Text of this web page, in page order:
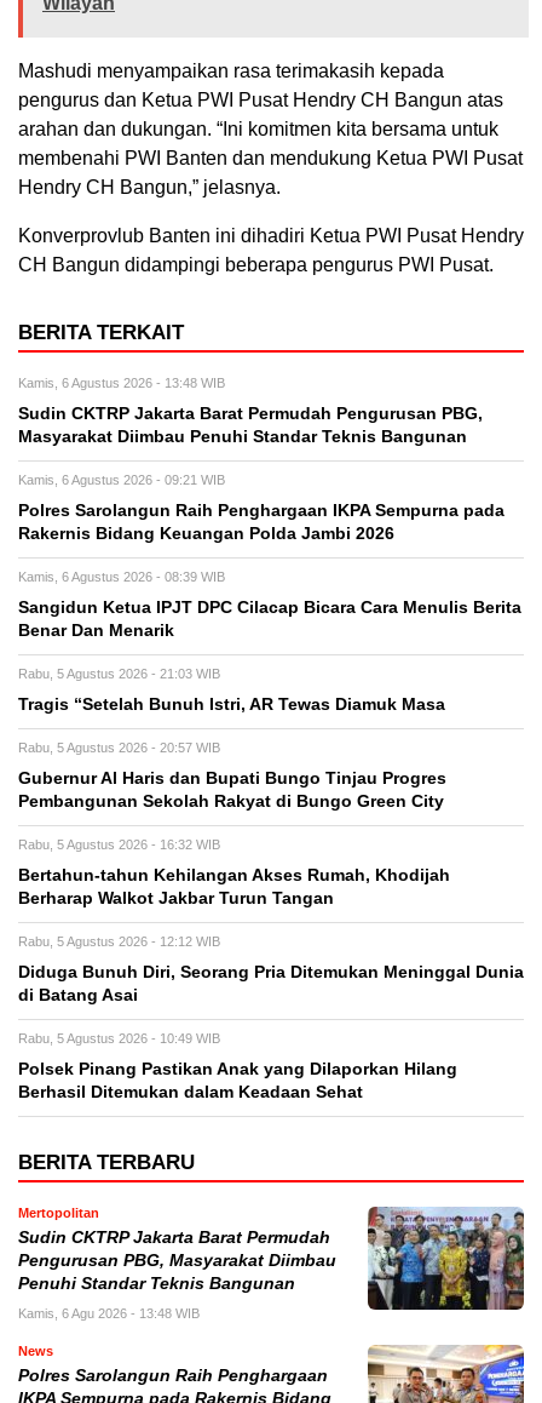
Mashudi menyampaikan rasa terimakasih kepada
pengurus dan Ketua PWI Pusat Hendry CH Bangun atas
arahan dan dukungan. “Ini komitmen kita bersama untuk
membenahi PWI Banten dan mendukung Ketua PWI Pusat
Hendry CH Bangun,” jelasnya.
Konverprovlub Banten ini dihadiri Ketua PWI Pusat Hendry
CH Bangun didampingi beberapa pengurus PWI Pusat.
BERITA TERKAIT
Kamis, 6 Agustus 2026 - 13:48 WIB
Sudin CKTRP Jakarta Barat Permudah Pengurusan PBG,
Masyarakat Diimbau Penuhi Standar Teknis Bangunan
Kamis, 6 Agustus 2026 - 09:21 WIB
Polres Sarolangun Raih Penghargaan IKPA Sempurna pada
Rakernis Bidang Keuangan Polda Jambi 2026
Kamis, 6 Agustus 2026 - 08:39 WIB
Sangidun Ketua IPJT DPC Cilacap Bicara Cara Menulis Berita
Benar Dan Menarik
Rabu, 5 Agustus 2026 - 21:03 WIB
Tragis “Setelah Bunuh Istri, AR Tewas Diamuk Masa
Rabu, 5 Agustus 2026 - 20:57 WIB
​Gubernur Al Haris dan Bupati Bungo Tinjau Progres
Pembangunan Sekolah Rakyat di Bungo Green City
Rabu, 5 Agustus 2026 - 16:32 WIB
Bertahun-tahun Kehilangan Akses Rumah, Khodijah
Berharap Walkot Jakbar Turun Tangan
Rabu, 5 Agustus 2026 - 12:12 WIB
Diduga Bunuh Diri, Seorang Pria Ditemukan Meninggal Dunia
di Batang Asai
Rabu, 5 Agustus 2026 - 10:49 WIB
Polsek Pinang Pastikan Anak yang Dilaporkan Hilang
Berhasil Ditemukan dalam Keadaan Sehat
BERITA TERBARU
Mertopolitan
Sudin CKTRP Jakarta Barat Permudah
Pengurusan PBG, Masyarakat Diimbau
Penuhi Standar Teknis Bangunan
Kamis, 6 Agu 2026 - 13:48 WIB
News
Polres Sarolangun Raih Penghargaan
IKPA Sempurna pada Rakernis Bidang